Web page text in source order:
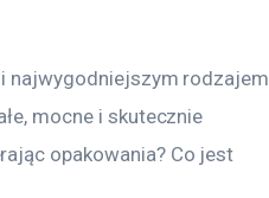
najwygodniejszym rodzajem
mocne i skutecznie
opakowania? Co jest